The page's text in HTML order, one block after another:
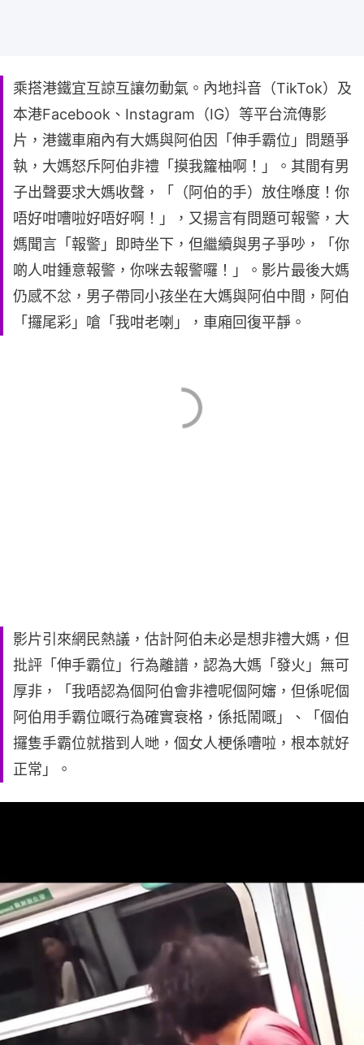
乘搭港鐵宜互諒互讓勿動氣。內地抖音（TikTok）及
本港Facebook、Instagram（IG）等平台流傳影
片，港鐵車廂內有大媽與阿伯因「伸手霸位」問題爭
執，大媽怒斥阿伯非禮「摸我籮柚啊！」。其間有男
子出聲要求大媽收聲，「（阿伯的手）放住喺度！你
唔好咁嘈啦好唔好啊！」，又揚言有問題可報警，大
媽聞言「報警」即時坐下，但繼續與男子爭吵，「你
啲人咁鍾意報警，你咪去報警囉！」。影片最後大媽
仍感不忿，男子帶同小孩坐在大媽與阿伯中間，阿伯
「攞尾彩」嗆「我咁老喇」，車廂回復平靜。
影片引來網民熱議，估計阿伯未必是想非禮大媽，但
批評「伸手霸位」行為離譜，認為大媽「發火」無可
厚非，「我唔認為個阿伯會非禮呢個阿嬸，但係呢個
阿伯用手霸位嘅行為確實衰格，係抵鬧嘅」、「個伯
攞隻手霸位就揩到人哋，個女人梗係嘈啦，根本就好
正常」。